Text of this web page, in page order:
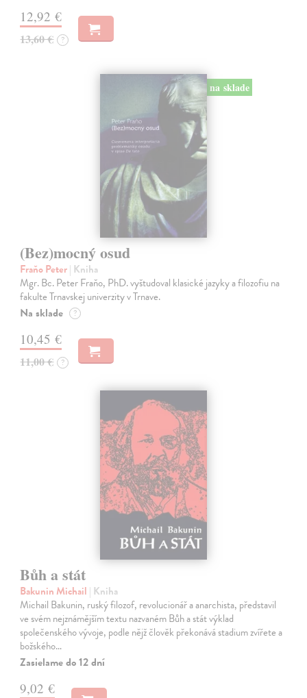
12,92 €
13,60 € ?
na sklade
(Bez)mocný osud
Fraňo Peter| Kniha
Mgr. Bc. Peter Fraňo, PhD. vyštudoval klasické jazyky a filozofiu na
fakulte Trnavskej univerzity v Trnave.
Na sklade ?
10,45 €
11,00 € ?
Bůh a stát
Bakunin Michail | Kniha
Michail Bakunin, ruský filozof, revolucionář a anarchista, představil
ve svém nejznámějším textu nazvaném Bůh a stát výklad
společenského vývoje, podle nějž člověk překonává stadium zvířete a
božského…
Zasielame do 12 dní
9,02 €